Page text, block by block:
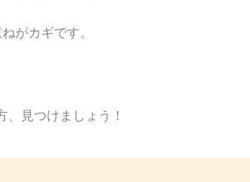
がカギです。
見つけましょう！